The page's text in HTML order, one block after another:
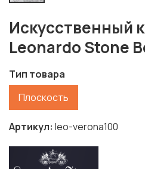
Искусственный
Leonardo Stone
Тип товара
Плоскость
Артикул leo-verona100